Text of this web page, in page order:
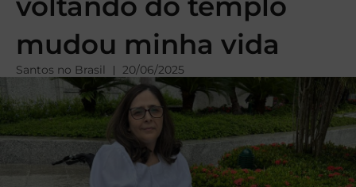
mudou minha vida
Santos no Brasil 20/06/2025